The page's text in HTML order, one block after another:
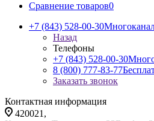
Сравнение товаров0
+7 (843) 528-00-30
Назад
Телефоны
+7 (843) 528-00-30
8 (800) 777-83-77
Заказать звонок
Контактная информация
420021,